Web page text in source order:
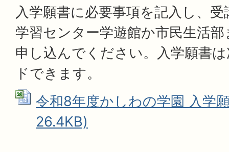
入学願書に必要事項を記入し、
学習センター学遊館か市民生活
申し込んでください。入学願書
ドできます。
令和8年度かしわの学園 入学
26.4KB)